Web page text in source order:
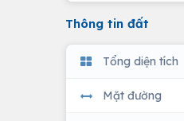
Thông tin đất
Tổng diện tích
Mặt đường